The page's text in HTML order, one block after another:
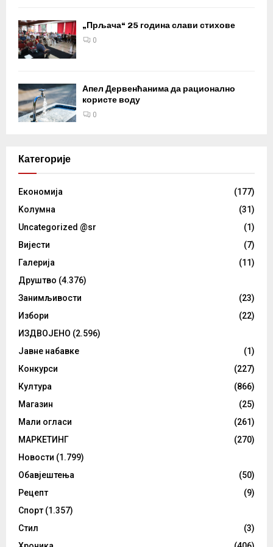
„Прљача“ 25 година слави стихове
0
Апел Дервенћанима да рационално
користе воду
0
Категорије
Eкономија
(177)
Kолумнa
(31)
Uncategorized @sr
(1)
Вијести
(7)
Галерија
(11)
Друштво (4.376)
Занимљивости
(23)
Избори
(22)
ИЗДВОЈЕНО (2.596)
Јавне набавке
(1)
Конкурси
(227)
Култура
(866)
Магазин
(25)
Мали огласи
(261)
МАРКЕТИНГ
(270)
Новости (1.799)
Обавјештења
(50)
Рецепт
(9)
Спорт (1.357)
Стил
(3)